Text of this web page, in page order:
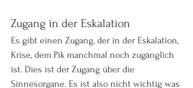
Zugang in der Eskalation
Es gibt einen Zugang, der in der Eskalation,
Krise, dem Pik manchmal noch zugänglich
ist. Dies ist der Zugang über die
Sinnesorgane. Es ist also nicht wichtig was